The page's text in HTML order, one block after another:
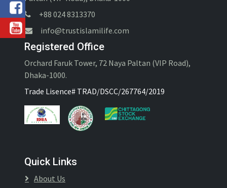
+88 024 8313370
info@trustislamilife.com
Registered Office
Orchard Faruk Tower, 72 Naya Paltan (VIP Road),
Dhaka-1000.
Trade Lisence# TRAD/DSCC/267764/2019
Quick Links
About Us